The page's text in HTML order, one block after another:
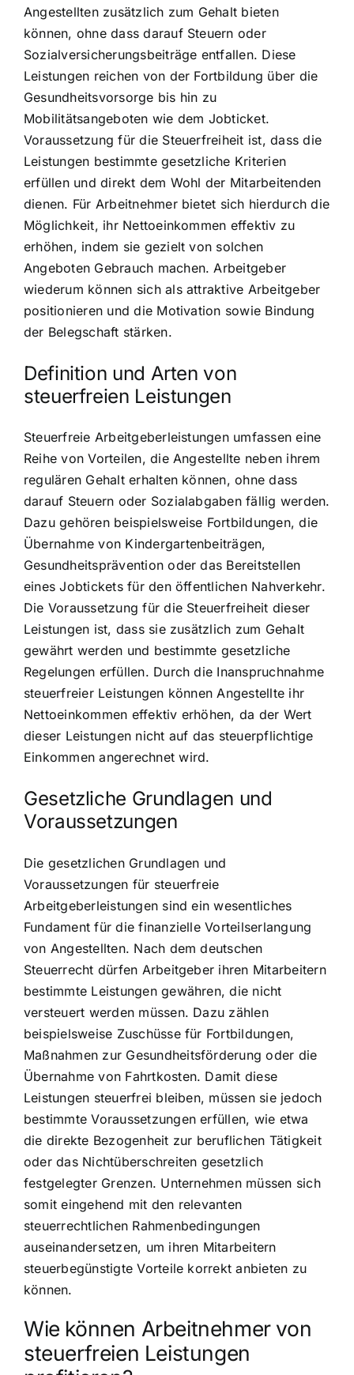
Angestellten zusätzlich zum Gehalt bieten
können, ohne dass darauf Steuern oder
Sozialversicherungsbeiträge entfallen. Diese
Leistungen reichen von der Fortbildung über die
Gesundheitsvorsorge bis hin zu
Mobilitätsangeboten wie dem Jobticket.
Voraussetzung für die Steuerfreiheit ist, dass die
Leistungen bestimmte gesetzliche Kriterien
erfüllen und direkt dem Wohl der Mitarbeitenden
dienen. Für Arbeitnehmer bietet sich hierdurch die
Möglichkeit, ihr Nettoeinkommen effektiv zu
erhöhen, indem sie gezielt von solchen
Angeboten Gebrauch machen. Arbeitgeber
wiederum können sich als attraktive Arbeitgeber
positionieren und die Motivation sowie Bindung
der Belegschaft stärken.
Definition und Arten von
steuerfreien Leistungen
Steuerfreie Arbeitgeberleistungen umfassen eine
Reihe von Vorteilen, die Angestellte neben ihrem
regulären Gehalt erhalten können, ohne dass
darauf Steuern oder Sozialabgaben fällig werden.
Dazu gehören beispielsweise Fortbildungen, die
Übernahme von Kindergartenbeiträgen,
Gesundheitsprävention oder das Bereitstellen
eines Jobtickets für den öffentlichen Nahverkehr.
Die Voraussetzung für die Steuerfreiheit dieser
Leistungen ist, dass sie zusätzlich zum Gehalt
gewährt werden und bestimmte gesetzliche
Regelungen erfüllen. Durch die Inanspruchnahme
steuerfreier Leistungen können Angestellte ihr
Nettoeinkommen effektiv erhöhen, da der Wert
dieser Leistungen nicht auf das steuerpflichtige
Einkommen angerechnet wird.
Gesetzliche Grundlagen und
Voraussetzungen
Die gesetzlichen Grundlagen und
Voraussetzungen für steuerfreie
Arbeitgeberleistungen sind ein wesentliches
Fundament für die finanzielle Vorteilserlangung
von Angestellten. Nach dem deutschen
Steuerrecht dürfen Arbeitgeber ihren Mitarbeitern
bestimmte Leistungen gewähren, die nicht
versteuert werden müssen. Dazu zählen
beispielsweise Zuschüsse für Fortbildungen,
Maßnahmen zur Gesundheitsförderung oder die
Übernahme von Fahrtkosten. Damit diese
Leistungen steuerfrei bleiben, müssen sie jedoch
bestimmte Voraussetzungen erfüllen, wie etwa
die direkte Bezogenheit zur beruflichen Tätigkeit
oder das Nichtüberschreiten gesetzlich
festgelegter Grenzen. Unternehmen müssen sich
somit eingehend mit den relevanten
steuerrechtlichen Rahmenbedingungen
auseinandersetzen, um ihren Mitarbeitern
steuerbegünstigte Vorteile korrekt anbieten zu
können.
Wie können Arbeitnehmer von
steuerfreien Leistungen